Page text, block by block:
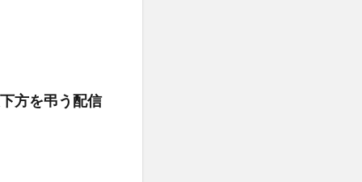
方を弔う配信